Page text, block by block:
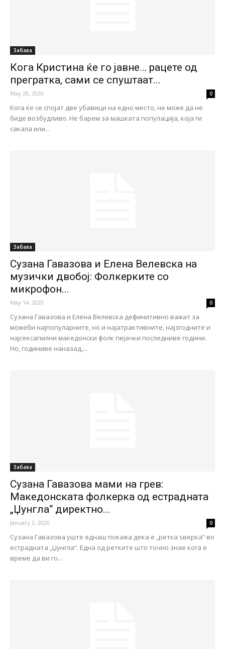
Забава
Кога Кристина ќе го јавне… рацете од
прегратка, сами се спуштаат...
May 28, 2020 0
Кога ќе се спојат две убавици на едно место, не може да не
биде возбудливо. Не барем за машката популација, која ги
сакала или...
Забава
Сузана Гавазова и Елена Велевска на
музички двобој: Фолкерките со
микрофон...
May 14, 2020 0
Сузана Гавазова и Елена Велевска дефинитивно важат за
можеби најпопуларните, но и најатрактивните, најзгодните и
најсексапилни македонски фолк пејачки последниве години.
Но, годиниве наназад,...
Забава
Сузана Гавазова мами на грев:
Македонската фолкерка од естрадната
„Џунгла“ директно...
January 3, 2020 0
Сузана Гавазова уште еднаш покажа дека е „ретка ѕверка“ во
естрадната „Џунгла“. Една од ретките што точно знае кога е
време да ви го...